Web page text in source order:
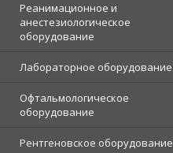
Реанимационное и
анестезиологическое
оборудование
Лабораторное оборудование
Офтальмологическое
оборудование
Рентгеновское оборудование